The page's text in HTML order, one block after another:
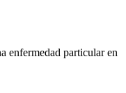
enfermedad particular en